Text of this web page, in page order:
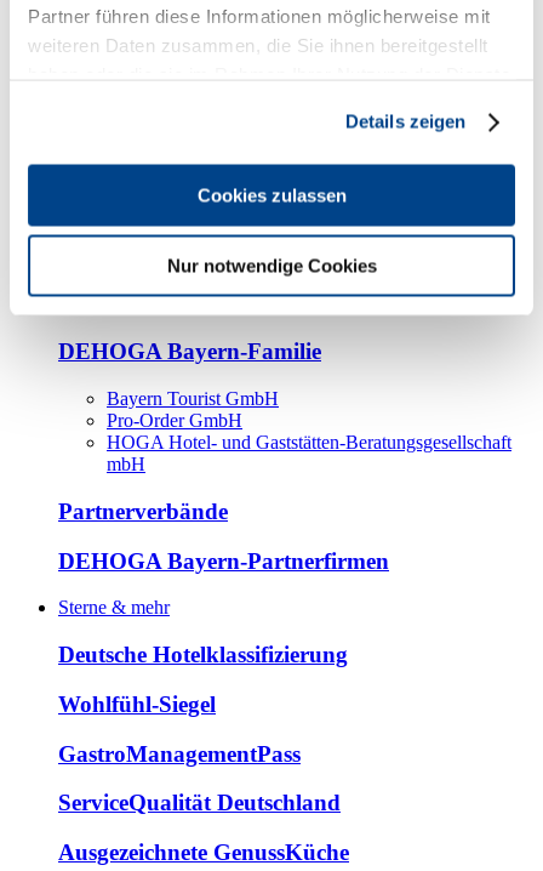
Partner führen diese Informationen möglicherweise mit
weiteren Daten zusammen, die Sie ihnen bereitgestellt
Details zeigen
Cookies zulassen
Nur notwendige Cookies
Kooperationspartner
Tourismusorganisationen
Bayern Tourismus Marketing GmbH
DEHOGA-Familie
Bundesverband
Fachverbände
DEHOGA Bayern-Familie
Bayern Tourist GmbH
Pro-Order GmbH
HOGA Hotel- und Gaststätten-Beratungsgesellschaft
mbH
Partnerverbände
DEHOGA Bayern-Partnerfirmen
Sterne & mehr
Deutsche Hotelklassifizierung
Wohlfühl-Siegel
GastroManagementPass
ServiceQualität Deutschland
Ausgezeichnete GenussKüche